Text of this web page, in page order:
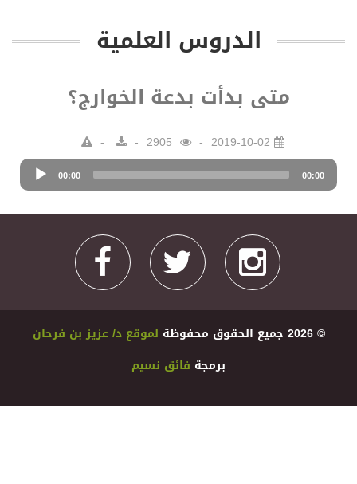
اﻟﺪﺭﻭﺱ اﻟﻌﻠﻤﻴﺔ
متى بدأت بدعة الخوارج؟
2019-10-02
Audio
Player
00:00 00:00
© 2026 ﺟﻤﻴﻊ اﻟﺤﻘﻮﻕ ﻣﺤﻔﻮﻇﺔ
ﻟﻤﻮﻗﻊ ﺩ/ ﻋﺰﻳﺰ ﺑﻦ ﻓﺮﺣﺎﻥ
ﺑﺮﻣﺠﺔ ﻓﺎﺋﻖ ﻧﺴﻴﻢ